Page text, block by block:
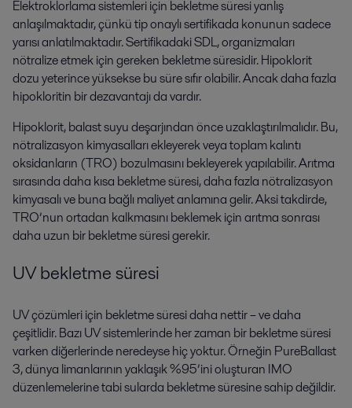
Elektroklorlama sistemleri için bekletme süresi yanlış
anlaşılmaktadır, çünkü tip onaylı sertifikada konunun sadece
yarısı anlatılmaktadır. Sertifikadaki SDL, organizmaları
nötralize etmek için gereken bekletme süresidir. Hipoklorit
dozu yeterince yüksekse bu süre sıfır olabilir. Ancak daha fazla
hipokloritin bir dezavantajı da vardır.
Hipoklorit, balast suyu deşarjından önce uzaklaştırılmalıdır. Bu,
nötralizasyon kimyasalları ekleyerek veya toplam kalıntı
oksidanların (TRO) bozulmasını bekleyerek yapılabilir. Arıtma
sırasında daha kısa bekletme süresi, daha fazla nötralizasyon
kimyasalı ve buna bağlı maliyet anlamına gelir. Aksi takdirde,
TRO’nun ortadan kalkmasını beklemek için arıtma sonrası
daha uzun bir bekletme süresi gerekir.
UV bekletme süresi
UV çözümleri için bekletme süresi daha nettir – ve daha
çeşitlidir. Bazı UV sistemlerinde her zaman bir bekletme süresi
varken diğerlerinde neredeyse hiç yoktur. Örneğin PureBallast
3, dünya limanlarının yaklaşık %95’ini oluşturan IMO
düzenlemelerine tabi sularda bekletme süresine sahip değildir.